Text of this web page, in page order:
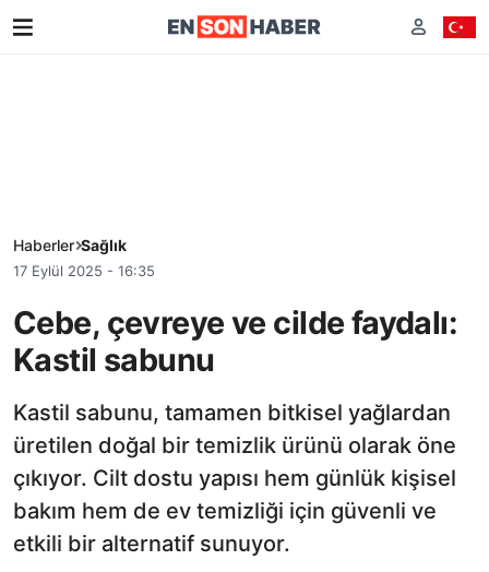
Haberler Sağlık
17 Eylül 2025 - 16:35
Cebe, çevreye ve cilde faydalı:
Kastil sabunu
Kastil sabunu, tamamen bitkisel yağlardan
üretilen doğal bir temizlik ürünü olarak öne
çıkıyor. Cilt dostu yapısı hem günlük kişisel
bakım hem de ev temizliği için güvenli ve
etkili bir alternatif sunuyor.